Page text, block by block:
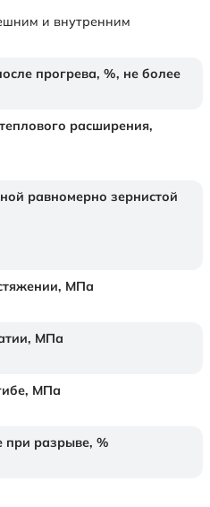
и внутренним
прогрева, %, не более
расширения,
равномерно зернистой
МПа
МПа
МПа
при разрыве, %